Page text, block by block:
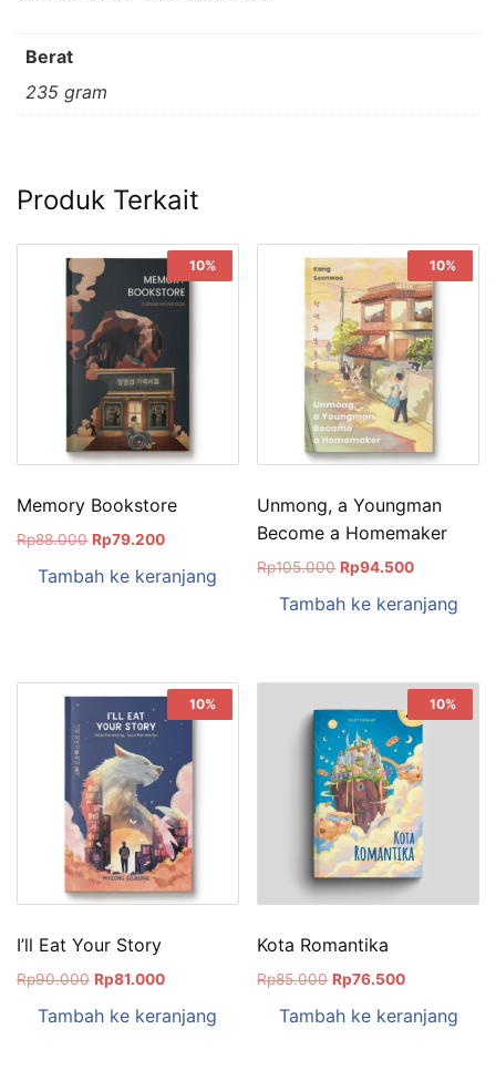
Berat
235 gram
Produk Terkait
Sale!
10%
Memory Bookstore
Rp88.000 Rp79.200
Tambah ke keranjang
Sale!
10%
Unmong, a Youngman
Become a Homemaker
Rp105.000 Rp94.500
Tambah ke keranjang
Sale!
10%
I’ll Eat Your Story
Rp90.000 Rp81.000
Tambah ke keranjang
Sale!
10%
Kota Romantika
Rp85.000 Rp76.500
Tambah ke keranjang